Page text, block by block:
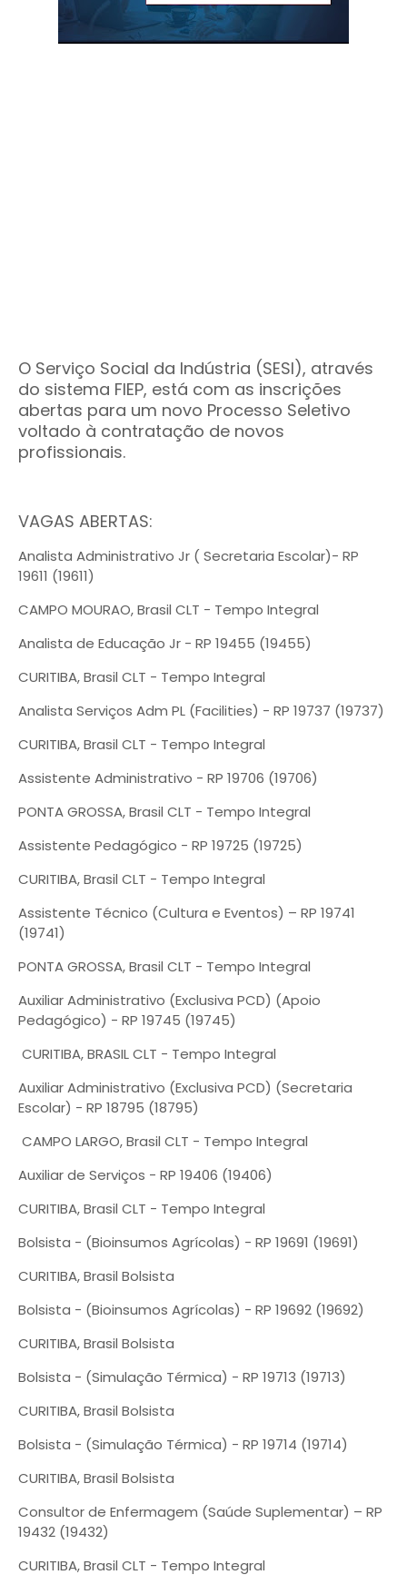
O Serviço Social da Indústria (SESI), através
do sistema FIEP, está com as inscrições
abertas para um novo Processo Seletivo
voltado à contratação de novos
profissionais.
VAGAS ABERTAS:
Analista Administrativo Jr ( Secretaria Escolar)- RP
19611 (19611)
CAMPO MOURAO, Brasil CLT - Tempo Integral
Analista de Educação Jr - RP 19455 (19455)
CURITIBA, Brasil CLT - Tempo Integral
Analista Serviços Adm PL (Facilities) - RP 19737 (19737)
CURITIBA, Brasil CLT - Tempo Integral
Assistente Administrativo - RP 19706 (19706)
PONTA GROSSA, Brasil CLT - Tempo Integral
Assistente Pedagógico - RP 19725 (19725)
CURITIBA, Brasil CLT - Tempo Integral
Assistente Técnico (Cultura e Eventos) – RP 19741
(19741)
PONTA GROSSA, Brasil CLT - Tempo Integral
Auxiliar Administrativo (Exclusiva PCD) (Apoio
Pedagógico) - RP 19745 (19745)
CURITIBA, BRASIL CLT - Tempo Integral
Auxiliar Administrativo (Exclusiva PCD) (Secretaria
Escolar) - RP 18795 (18795)
CAMPO LARGO, Brasil CLT - Tempo Integral
Auxiliar de Serviços - RP 19406 (19406)
CURITIBA, Brasil CLT - Tempo Integral
Bolsista - (Bioinsumos Agrícolas) - RP 19691 (19691)
CURITIBA, Brasil Bolsista
Bolsista - (Bioinsumos Agrícolas) - RP 19692 (19692)
CURITIBA, Brasil Bolsista
Bolsista - (Simulação Térmica) - RP 19713 (19713)
CURITIBA, Brasil Bolsista
Bolsista - (Simulação Térmica) - RP 19714 (19714)
CURITIBA, Brasil Bolsista
Consultor de Enfermagem (Saúde Suplementar) – RP
19432 (19432)
CURITIBA, Brasil CLT - Tempo Integral